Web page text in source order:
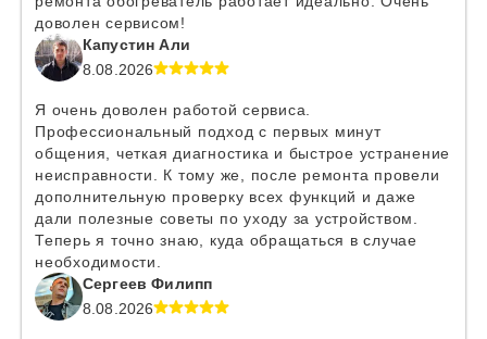
доволен сервисом!
Капустин Али
8.08.2026
Я очень доволен работой сервиса.
Профессиональный подход с первых минут
общения, четкая диагностика и быстрое устранение
неисправности. К тому же, после ремонта провели
дополнительную проверку всех функций и даже
дали полезные советы по уходу за устройством.
Теперь я точно знаю, куда обращаться в случае
необходимости.
Сергеев Филипп
8.08.2026